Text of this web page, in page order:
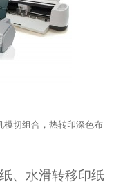
模切组合，热转印深色布
、水滑转移印纸